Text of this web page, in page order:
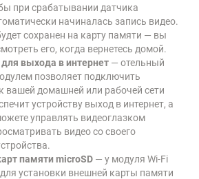
при срабатывании датчика
начиналась запись видео.
сохранен на карту памяти — вы
его, когда вернетесь домой.
выхода в интернет — отельный
позволяет подключить
вашей домашней или рабочей сети
устройству выход в интернет, а
управлять видеоглазком
видео со своего
памяти microSD — у модуля Wi-Fi
установки внешней карты памяти